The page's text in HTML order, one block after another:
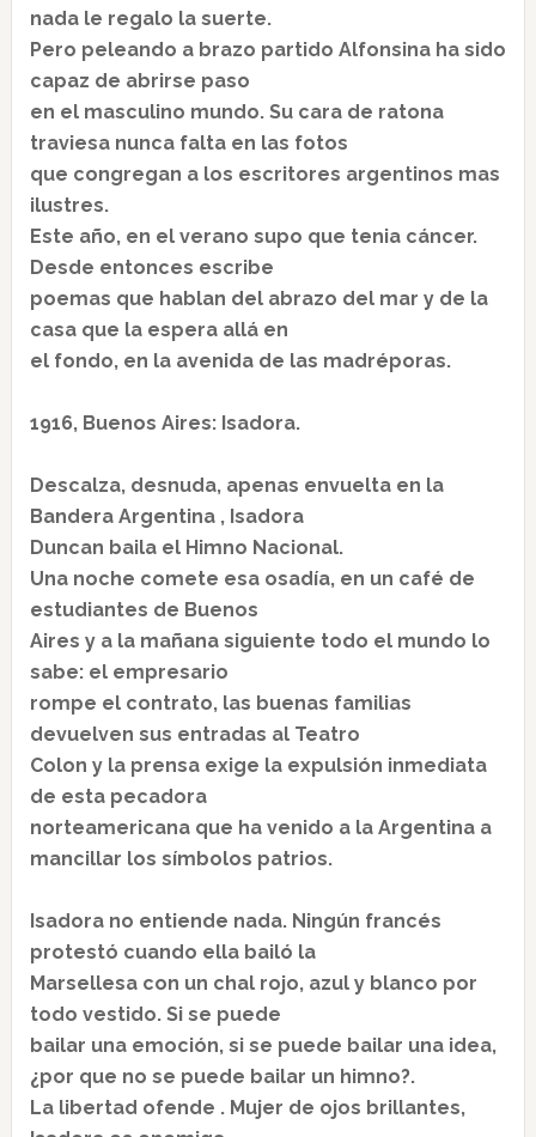
nada le regalo la suerte.
Pero peleando a brazo partido Alfonsina ha sido
capaz de abrirse paso
en el masculino mundo. Su cara de ratona
traviesa nunca falta en las fotos
que congregan a los escritores argentinos mas
ilustres.
Este año, en el verano supo que tenia cáncer.
Desde entonces escribe
poemas que hablan del abrazo del mar y de la
casa que la espera allá en
el fondo, en la avenida de las madréporas.
1916, Buenos Aires: Isadora.
Descalza, desnuda, apenas envuelta en la
Bandera Argentina , Isadora
Duncan baila el Himno Nacional.
Una noche comete esa osadía, en un café de
estudiantes de Buenos
Aires y a la mañana siguiente todo el mundo lo
sabe: el empresario
rompe el contrato, las buenas familias
devuelven sus entradas al Teatro
Colon y la prensa exige la expulsión inmediata
de esta pecadora
norteamericana que ha venido a la Argentina a
mancillar los símbolos patrios.
Isadora no entiende nada. Ningún francés
protestó cuando ella bailó la
Marsellesa con un chal rojo, azul y blanco por
todo vestido. Si se puede
bailar una emoción, si se puede bailar una idea,
¿por que no se puede bailar un himno?.
La libertad ofende . Mujer de ojos brillantes,